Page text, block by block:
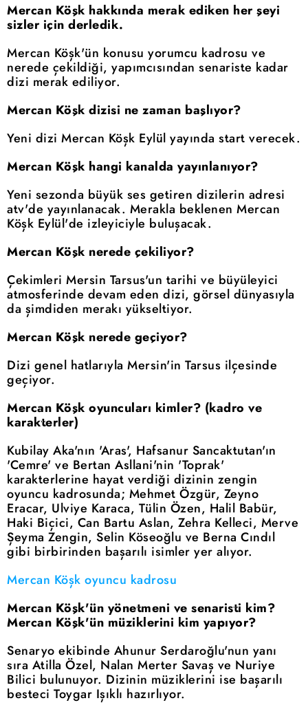
Mercan Köşk hakkında merak ediken her şeyi
sizler için derledik.
Mercan Köşk'ün konusu yorumcu kadrosu ve
nerede çekildiği, yapımcısından senariste kadar
dizi merak ediliyor.
Mercan Köşk dizisi ne zaman başlıyor?
Yeni dizi Mercan Köşk Eylül yayında start verecek.
Mercan Köşk hangi kanalda yayınlanıyor?
Yeni sezonda büyük ses getiren dizilerin adresi
atv'de yayınlanacak. Merakla beklenen Mercan
Köşk Eylül'de izleyiciyle buluşacak.
Mercan Köşk nerede çekiliyor?
Çekimleri Mersin Tarsus'un tarihi ve büyüleyici
atmosferinde devam eden dizi, görsel dünyasıyla
da şimdiden merakı yükseltiyor.
Mercan Köşk nerede geçiyor?
Dizi genel hatlarıyla Mersin'in Tarsus ilçesinde
geçiyor.
Mercan Köşk oyuncuları kimler? (kadro ve
karakterler)
Kubilay Aka'nın 'Aras', Hafsanur Sancaktutan'ın
'Cemre' ve Bertan Asllani'nin 'Toprak'
karakterlerine hayat verdiği dizinin zengin
oyuncu kadrosunda; Mehmet Özgür, Zeyno
Eracar, Ulviye Karaca, Tülin Özen, Halil Babür,
Haki Biçici, Can Bartu Aslan, Zehra Kelleci, Merve
Şeyma Zengin, Selin Köseoğlu ve Berna Cındıl
gibi birbirinden başarılı isimler yer alıyor.
Mercan Köşk oyuncu kadrosu
Mercan Köşk'ün yönetmeni ve senaristi kim?
Mercan Köşk'ün müziklerini kim yapıyor?
Senaryo ekibinde Ahunur Serdaroğlu'nun yanı
sıra Atilla Özel, Nalan Merter Savaş ve Nuriye
Bilici bulunuyor. Dizinin müziklerini ise başarılı
besteci Toygar Işıklı hazırlıyor.